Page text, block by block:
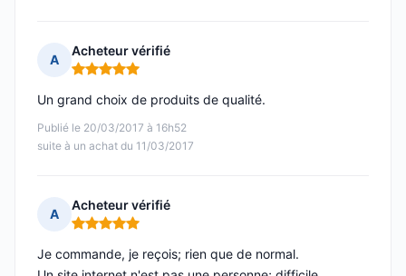
A
Acheteur vérifié
Note : 5 sur 5
Publié le 20/03/2017 à 16h52
suite à un achat du 11/03/2017
Un grand choix de produits de qualité.
A
Acheteur vérifié
Note : 5 sur 5
Je commande, je reçois; rien que de normal.